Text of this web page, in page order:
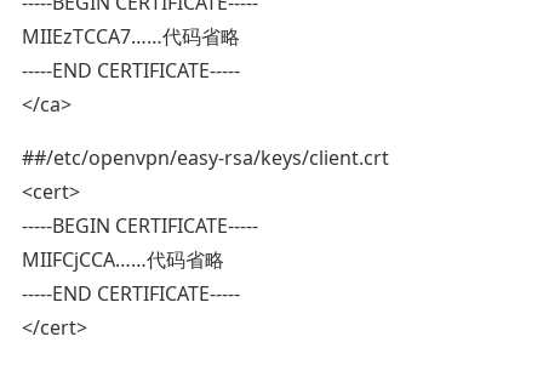
MIIEzTCCA7……代码省略
-----END CERTIFICATE-----
</ca>
##/etc/openvpn/easy-rsa/keys/client.crt
<cert>
-----BEGIN CERTIFICATE-----
MIIFCjCCA……代码省略
-----END CERTIFICATE-----
</cert>